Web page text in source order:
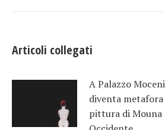
Articoli collegati
A Palazzo
diventa
pittura di Mouna